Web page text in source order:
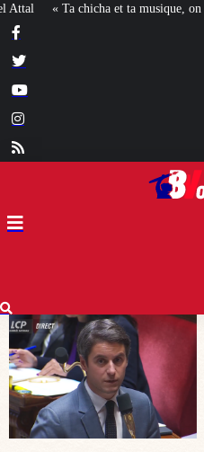
n’en veut pas » : la mairie RN